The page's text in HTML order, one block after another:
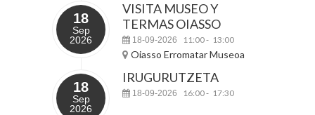
18
Sep
2026
VISITA MUSEO Y
TERMAS OIASSO
18-09-2026 11:00- 13:00
Oiasso Erromatar Museoa
18
Sep
2026
IRUGURUTZETA
18-09-2026 16:00- 17:30